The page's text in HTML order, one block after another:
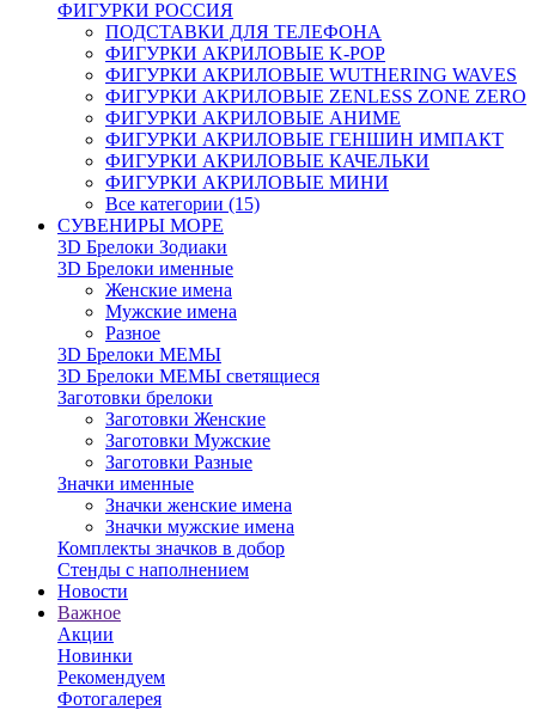
ФИГУРКИ РОССИЯ
ПОДСТАВКИ ДЛЯ ТЕЛЕФОНА
ФИГУРКИ АКРИЛОВЫЕ K-POP
ФИГУРКИ АКРИЛОВЫЕ WUTHERING WAVES
ФИГУРКИ АКРИЛОВЫЕ ZENLESS ZONE ZERO
ФИГУРКИ АКРИЛОВЫЕ АНИМЕ
ФИГУРКИ АКРИЛОВЫЕ ГЕНШИН ИМПАКТ
ФИГУРКИ АКРИЛОВЫЕ КАЧЕЛЬКИ
ФИГУРКИ АКРИЛОВЫЕ МИНИ
Все категории (15)
СУВЕНИРЫ МОРЕ
3D Брелоки Зодиаки
3D Брелоки именные
Женские имена
Мужские имена
Разное
3D Брелоки МЕМЫ
3D Брелоки МЕМЫ светящиеся
Заготовки брелоки
Заготовки Женские
Заготовки Мужские
Заготовки Разные
Значки именные
Значки женские имена
Значки мужские имена
Комплекты значков в добор
Стенды с наполнением
Новости
Важное
Акции
Новинки
Рекомендуем
Фотогалерея